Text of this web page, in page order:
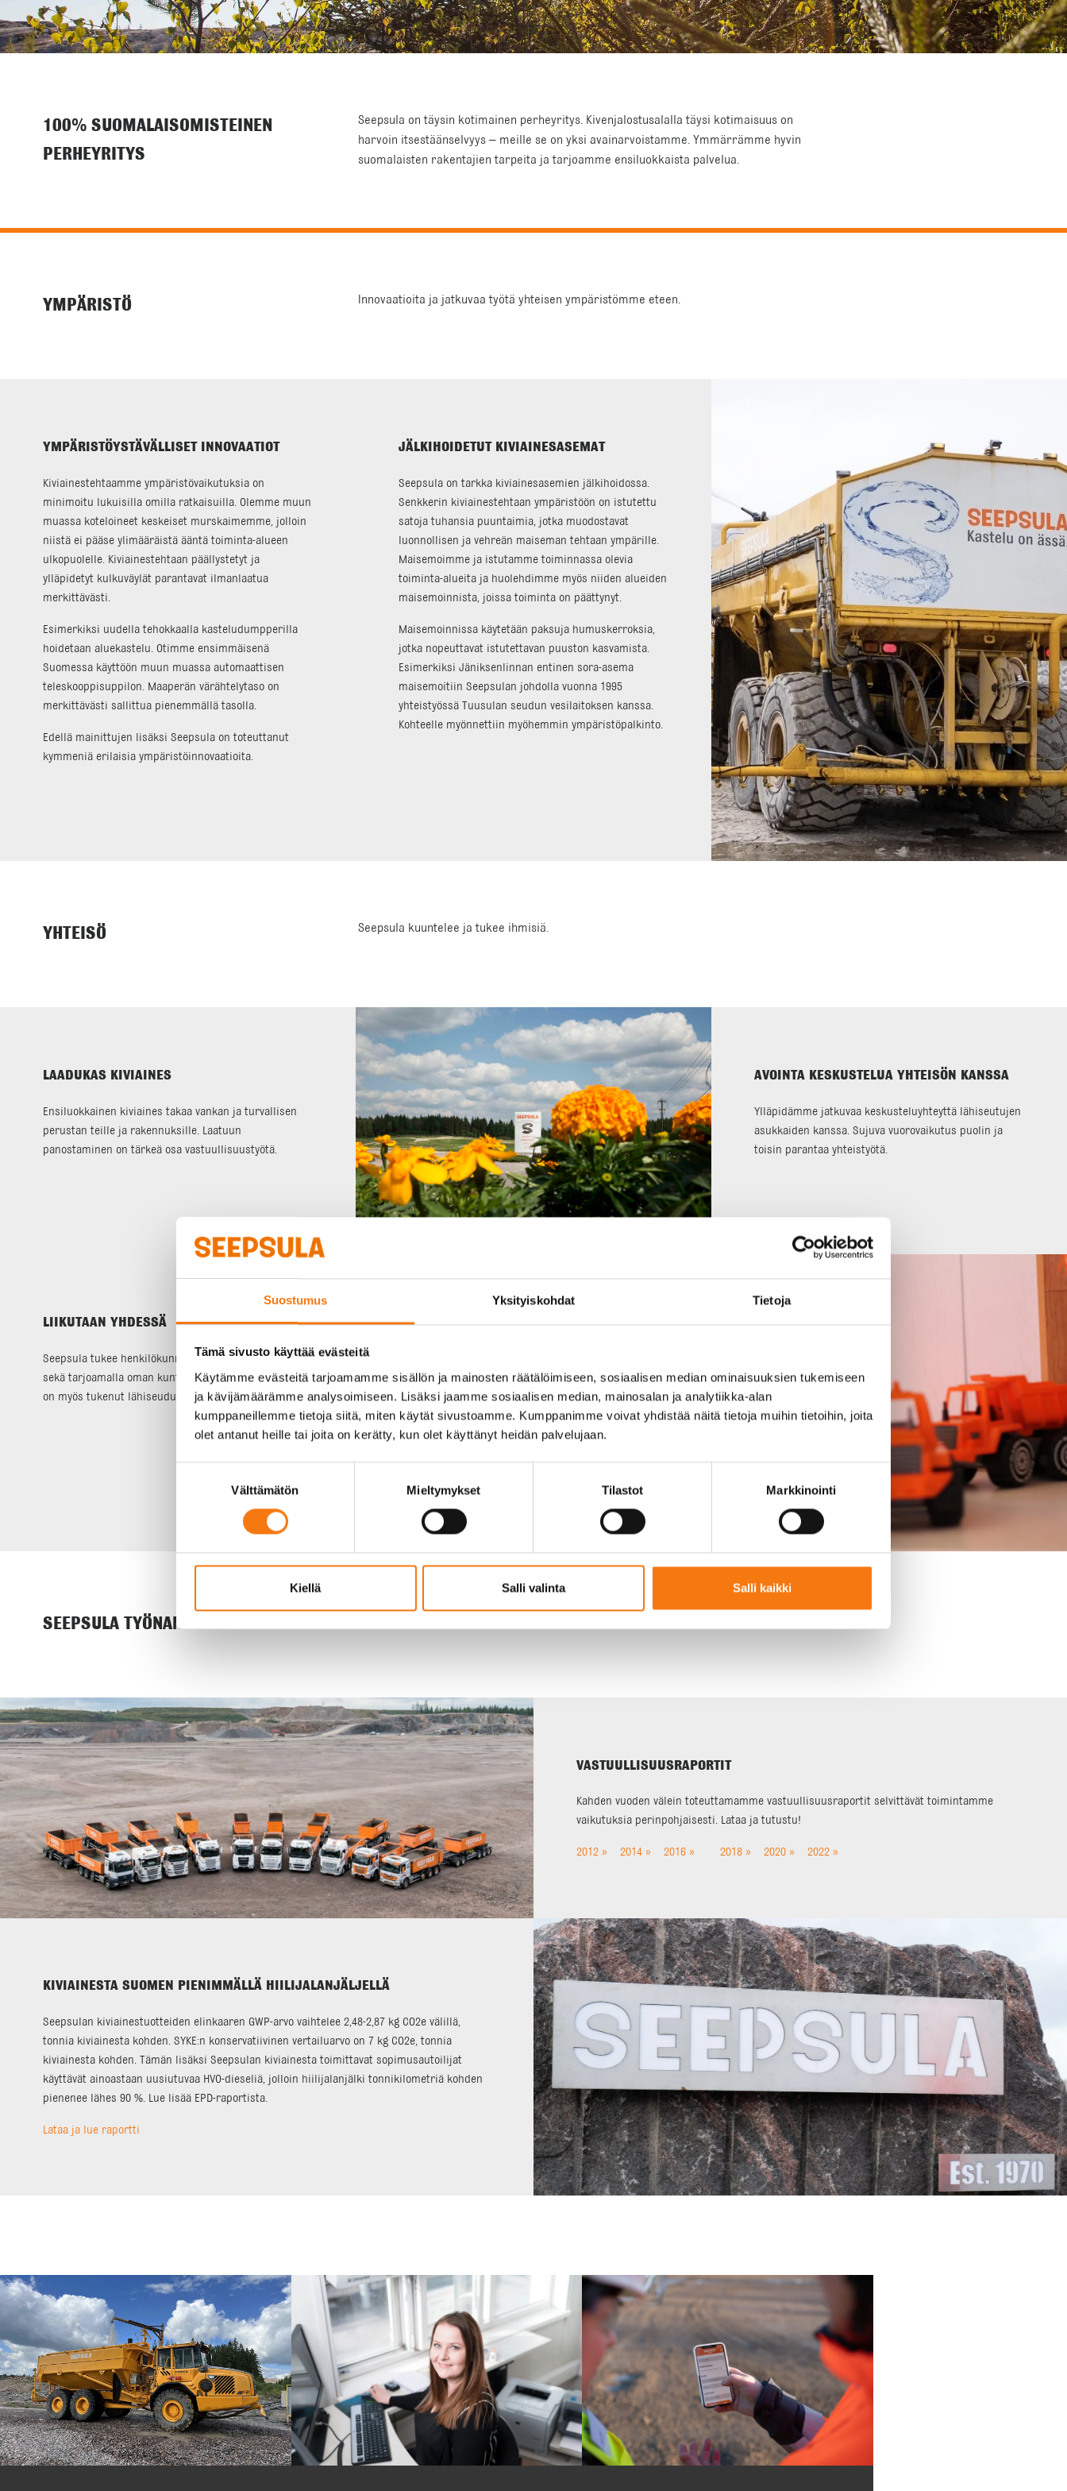
Suostumus Yksityiskohdat Tietoja
Tämä sivusto käyttää evästeitä
Käytämme evästeitä tarjoamamme sisällön ja mainosten räätälöimiseen, sosiaalisen median ominaisuuksien tukemiseen
ja kävijämäärämme analysoimiseen. Lisäksi jaamme sosiaalisen median, mainosalan ja analytiikka-alan
kumppaneillemme tietoja siitä, miten käytät sivustoamme. Kumppanimme voivat yhdistää näitä tietoja muihin tietoihin, joita
olet antanut heille tai joita on kerätty, kun olet käyttänyt heidän palvelujaan.
Välttämätön Mieltymykset Tilastot Markkinointi
Kiellä Salli valinta Salli kaikki
100% SUOMALAISOMISTEINEN
PERHEYRITYS
Seepsula on täysin kotimainen perheyritys. Kivenjalostusalalla täysi kotimaisuus on
harvoin itsestäänselvyys – meille se on yksi avainarvoistamme. Ymmärrämme hyvin
suomalaisten rakentajien tarpeita ja tarjoamme ensiluokkaista palvelua.
YMPÄRISTÖ Innovaatioita ja jatkuvaa työtä yhteisen ympäristömme eteen.
YMPÄRISTÖYSTÄVÄLLISET INNOVAATIOT
Kiviainestehtaamme ympäristövaikutuksia on
minimoitu lukuisilla omilla ratkaisuilla. Olemme muun
muassa koteloineet keskeiset murskaimemme, jolloin
niistä ei pääse ylimääräistä ääntä toiminta-alueen
ulkopuolelle. Kiviainestehtaan päällystetyt ja
ylläpidetyt kulkuväylät parantavat ilmanlaatua
merkittävästi.
Esimerkiksi uudella tehokkaalla kasteludumpperilla
hoidetaan aluekastelu. Otimme ensimmäisenä
Suomessa käyttöön muun muassa automaattisen
teleskooppisuppilon. Maaperän värähtelytaso on
merkittävästi sallittua pienemmällä tasolla.
Edellä mainittujen lisäksi Seepsula on toteuttanut
kymmeniä erilaisia ympäristöinnovaatioita.
JÄLKIHOIDETUT KIVIAINESASEMAT
Seepsula on tarkka kiviainesasemien jälkihoidossa.
Senkkerin kiviainestehtaan ympäristöön on istutettu
satoja tuhansia puuntaimia, jotka muodostavat
luonnollisen ja vehreän maiseman tehtaan ympärille.
Maisemoimme ja istutamme toiminnassa olevia
toiminta-alueita ja huolehdimme myös niiden alueiden
maisemoinnista, joissa toiminta on päättynyt.
Maisemoinnissa käytetään paksuja humuskerroksia,
jotka nopeuttavat istutettavan puuston kasvamista.
Esimerkiksi Jäniksenlinnan entinen sora-asema
maisemoitiin Seepsulan johdolla vuonna 1995
yhteistyössä Tuusulan seudun vesilaitoksen kanssa.
Kohteelle myönnettiin myöhemmin ympäristöpalkinto.
YHTEISÖ Seepsula kuuntelee ja tukee ihmisiä.
LAADUKAS KIVIAINES
Ensiluokkainen kiviaines takaa vankan ja turvallisen
perustan teille ja rakennuksille. Laatuun
panostaminen on tärkeä osa vastuullisuustyötä.
AVOINTA KESKUSTELUA YHTEISÖN KANSSA
Ylläpidämme jatkuvaa keskusteluyhteyttä lähiseutujen
asukkaiden kanssa. Sujuva vuorovaikutus puolin ja
toisin parantaa yhteistyötä.
LIIKUTAAN YHDESSÄ
Seepsula tukee henkilökunnan liikuntaa liikuntaedulla
sekä tarjoamalla oman kuntosalin käyttöön. Seepsula
on myös tukenut lähiseudun liikuntaseuroja.
TURVAA JA TEKEMISTÄ LAPSILLE
lähiseudun koululaisille heijastimia. Osana
vastuullisuusohjelmaamme loimme myös Simo Sepeli
–lastenkirjat. Lataa ja lue Simon seikkailuista tästä!
(pdf)
SEEPSULA TYÖNANTAJANA
VASTUULLISUUSRAPORTIT
Kahden vuoden välein toteuttamamme vastuullisuusraportit selvittävät toimintamme
vaikutuksia perinpohjaisesti. Lataa ja tutustu!
2012 » 2014 » 2016 » 2018 » 2020 »2022 »
KIVIAINESTA SUOMEN PIENIMMÄLLÄ HIILIJALANJÄLJELLÄ
Seepsulan kiviainestuotteiden elinkaaren GWP-arvo vaihtelee 2,48-2,87 kg CO2e välillä,
tonnia kiviainesta kohden. SYKE:n konservatiivinen vertailuarvo on 7 kg CO2e, tonnia
kiviainesta kohden. Tämän lisäksi Seepsulan kiviainesta toimittavat sopimusautoilijat
käyttävät ainoastaan uusiutuvaa HVO-dieseliä, jolloin hiilijalanjälki tonnikilometriä kohden
pienenee lähes 90 %. Lue lisää EPD-raportista.
Lataa ja lue raportti